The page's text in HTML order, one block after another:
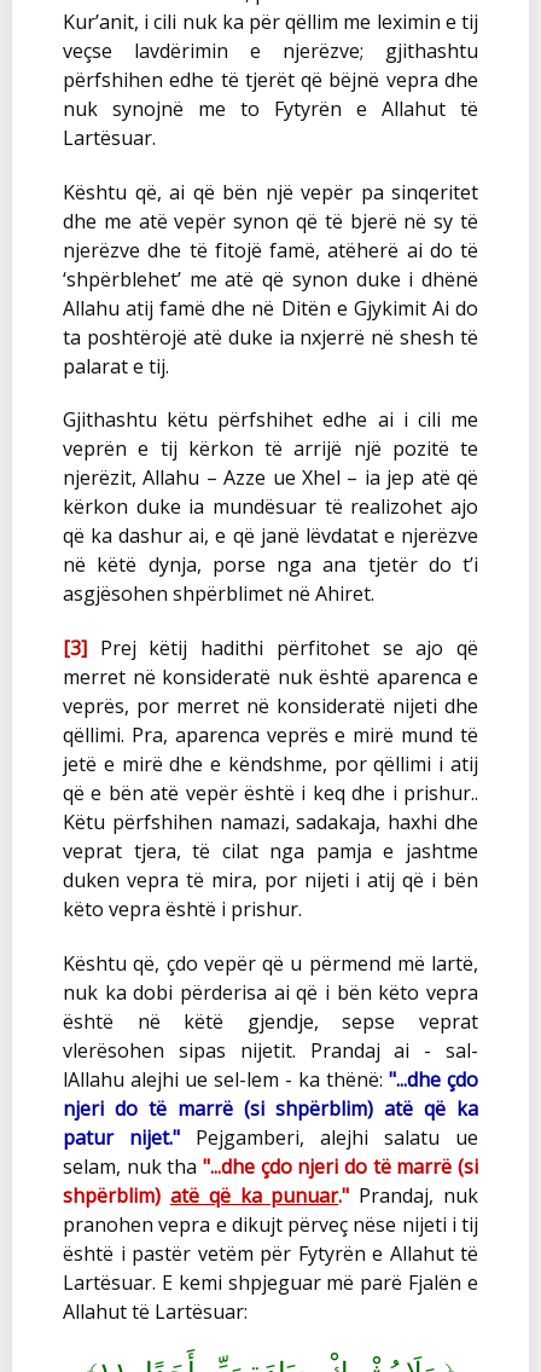
Kur’anit, i cili nuk ka për qëllim me leximin e tij
veçse lavdërimin e njerëzve; gjithashtu
përfshihen edhe të tjerët që bëjnë vepra dhe
nuk synojnë me to Fytyrën e Allahut të
Lartësuar.
Kështu që, ai që bën një vepër pa sinqeritet
dhe me atë vepër synon që të bjerë në sy të
njerëzve dhe të fitojë famë, atëherë ai do të
‘shpërblehet’ me atë që synon duke i dhënë
Allahu atij famë dhe në Ditën e Gjykimit Ai do
ta poshtërojë atë duke ia nxjerrë në shesh të
palarat e tij.
Gjithashtu këtu përfshihet edhe ai i cili me
veprën e tij kërkon të arrijë një pozitë te
njerëzit, Allahu – Azze ue Xhel – ia jep atë që
kërkon duke ia mundësuar të realizohet ajo
që ka dashur ai, e që janë lëvdatat e njerëzve
në këtë dynja, porse nga ana tjetër do t’i
asgjësohen shpërblimet në Ahiret.
[3] Prej këtij hadithi përfitohet se ajo që
merret në konsideratë nuk është aparenca e
veprës, por merret në konsideratë nijeti dhe
qëllimi. Pra, aparenca veprës e mirë mund të
jetë e mirë dhe e këndshme, por qëllimi i atij
që e bën atë vepër është i keq dhe i prishur..
Këtu përfshihen namazi, sadakaja, haxhi dhe
veprat tjera, të cilat nga pamja e jashtme
duken vepra të mira, por nijeti i atij që i bën
këto vepra është i prishur.
Kështu që, çdo vepër që u përmend më lartë,
nuk ka dobi përderisa ai që i bën këto vepra
është në këtë gjendje, sepse veprat
vlerësohen sipas nijetit. Prandaj ai - sal-
lAllahu alejhi ue sel-lem - ka thënë: "...dhe çdo
njeri do të marrë (si shpërblim) atë që ka
patur nijet." Pejgamberi, alejhi salatu ue
selam, nuk tha "...dhe çdo njeri do të marrë (si
shpërblim) atë që ka punuar." Prandaj, nuk
pranohen vepra e dikujt përveç nëse nijeti i tij
është i pastër vetëm për Fytyrën e Allahut të
Lartësuar. E kemi shpjeguar më parë Fjalën e
Allahut të Lartësuar: